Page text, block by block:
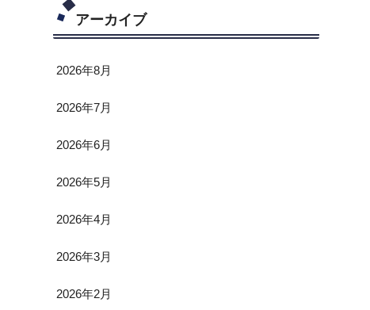
アーカイブ
2026年8月
2026年7月
2026年6月
2026年5月
2026年4月
2026年3月
2026年2月